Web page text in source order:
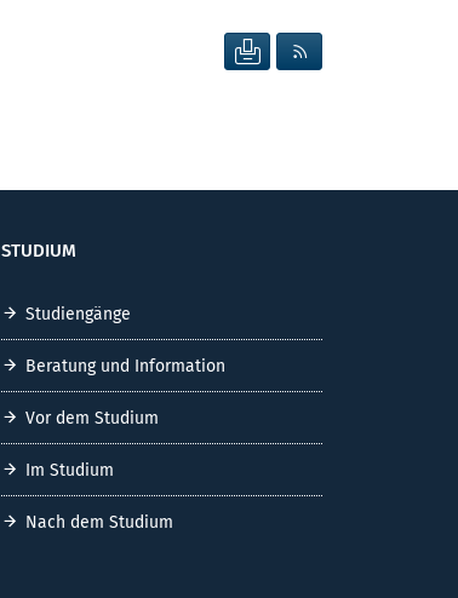
SEITE DRUCKEN
STUDIUM
Studiengänge
Beratung und Information
Vor dem Studium
Im Studium
Nach dem Studium